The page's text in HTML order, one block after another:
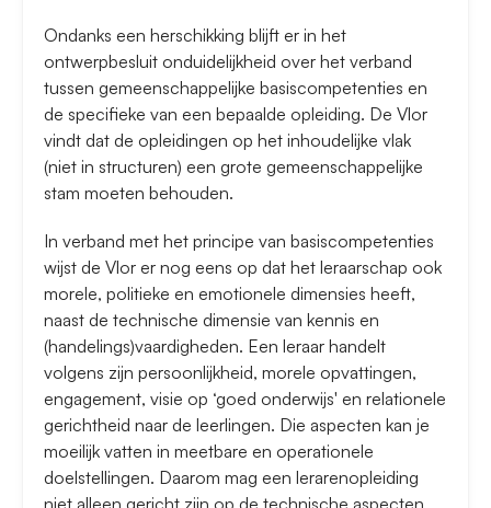
Ondanks een herschikking blijft er in het
ontwerpbesluit onduidelijkheid over het verband
tussen gemeenschappelijke basiscompetenties en
de specifieke van een bepaalde opleiding. De Vlor
vindt dat de opleidingen op het inhoudelijke vlak
(niet in structuren) een grote gemeenschappelijke
stam moeten behouden.
In verband met het principe van basiscompetenties
wijst de Vlor er nog eens op dat het leraarschap ook
morele, politieke en emotionele dimensies heeft,
naast de technische dimensie van kennis en
(handelings)vaardigheden. Een leraar handelt
volgens zijn persoonlijkheid, morele opvattingen,
engagement, visie op ‘goed onderwijs' en relationele
gerichtheid naar de leerlingen. Die aspecten kan je
moeilijk vatten in meetbare en operationele
doelstellingen. Daarom mag een lerarenopleiding